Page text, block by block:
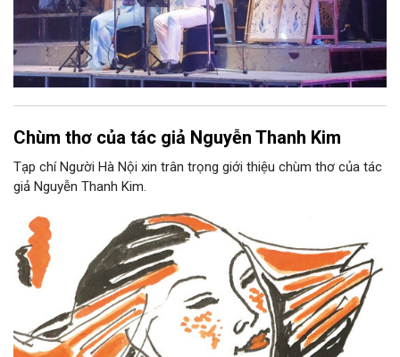
Chùm thơ của tác giả Nguyễn Thanh Kim
Tạp chí Người Hà Nội xin trân trọng giới thiệu chùm thơ của tác
giả Nguyễn Thanh Kim.